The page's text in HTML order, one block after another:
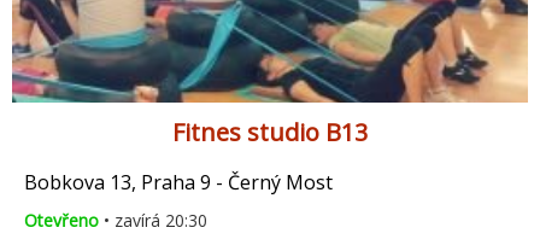
Fitnes studio B13
Bobkova 13, Praha 9 - Černý Most
Otevřeno • zavírá 20:30